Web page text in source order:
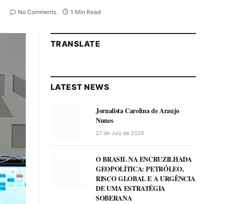
No Comments 1 Min Read
TRANSLATE
LATEST NEWS
Jornalista Carolina de Araujo
Nunes
27 de July de 2026
O BRASIL NA ENCRUZILHADA
GEOPOLÍTICA: PETRÓLEO,
RISCO GLOBAL E A URGÊNCIA
DE UMA ESTRATÉGIA
SOBERANA